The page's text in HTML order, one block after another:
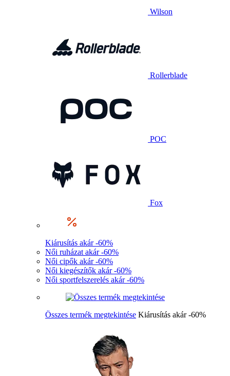
Wilson
Rollerblade
POC
Fox
Kiárusítás akár -60%
Női ruházat akár -60%
Női cipők akár -60%
Női kiegészítők akár -60%
Női sportfelszerelés akár -60%
Összes termék megtekintése Kiárusítás akár -60%